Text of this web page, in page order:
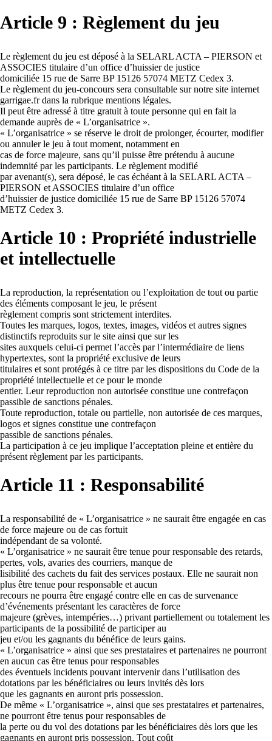
Article 9 : Règlement du jeu
Le règlement du jeu est déposé à la SELARL ACTA – PIERSON et
ASSOCIES titulaire d’un office d’huissier de justice
domiciliée 15 rue de Sarre BP 15126 57074 METZ Cedex 3.
Le règlement du jeu-concours sera consultable sur notre site internet
garrigae.fr dans la rubrique mentions légales.
Il peut être adressé à titre gratuit à toute personne qui en fait la
demande auprès de « L’organisatrice ».
« L’organisatrice » se réserve le droit de prolonger, écourter, modifier
ou annuler le jeu à tout moment, notamment en
cas de force majeure, sans qu’il puisse être prétendu à aucune
indemnité par les participants. Le règlement modifié
par avenant(s), sera déposé, le cas échéant à la SELARL ACTA –
PIERSON et ASSOCIES titulaire d’un office
d’huissier de justice domiciliée 15 rue de Sarre BP 15126 57074
METZ Cedex 3.
Article 10 : Propriété industrielle
et intellectuelle
La reproduction, la représentation ou l’exploitation de tout ou partie
des éléments composant le jeu, le présent
règlement compris sont strictement interdites.
Toutes les marques, logos, textes, images, vidéos et autres signes
distinctifs reproduits sur le site ainsi que sur les
sites auxquels celui-ci permet l’accès par l’intermédiaire de liens
hypertextes, sont la propriété exclusive de leurs
titulaires et sont protégés à ce titre par les dispositions du Code de la
propriété intellectuelle et ce pour le monde
entier. Leur reproduction non autorisée constitue une contrefaçon
passible de sanctions pénales.
Toute reproduction, totale ou partielle, non autorisée de ces marques,
logos et signes constitue une contrefaçon
passible de sanctions pénales.
La participation à ce jeu implique l’acceptation pleine et entière du
présent règlement par les participants.
Article 11 : Responsabilité
La responsabilité de « L’organisatrice » ne saurait être engagée en cas
de force majeure ou de cas fortuit
indépendant de sa volonté.
« L’organisatrice » ne saurait être tenue pour responsable des retards,
pertes, vols, avaries des courriers, manque de
lisibilité des cachets du fait des services postaux. Elle ne saurait non
plus être tenue pour responsable et aucun
recours ne pourra être engagé contre elle en cas de survenance
d’événements présentant les caractères de force
majeure (grèves, intempéries…) privant partiellement ou totalement les
participants de la possibilité de participer au
jeu et/ou les gagnants du bénéfice de leurs gains.
« L’organisatrice » ainsi que ses prestataires et partenaires ne pourront
en aucun cas être tenus pour responsables
des éventuels incidents pouvant intervenir dans l’utilisation des
dotations par les bénéficiaires ou leurs invités dès lors
que les gagnants en auront pris possession.
De même « L’organisatrice », ainsi que ses prestataires et partenaires,
ne pourront être tenus pour responsables de
la perte ou du vol des dotations par les bénéficiaires dès lors que les
gagnants en auront pris possession. Tout coût